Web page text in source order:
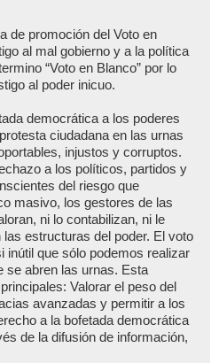
de promoción del Voto en
al mal gobierno y a la política
“Voto en Blanco” por lo
al poder inicuo.
democrática a los poderes
ciudadana en las urnas
injustos y corruptos.
a los políticos, partidos y
del riesgo que
masivo, los gestores de las
ni lo contabilizan, ni le
estructuras del poder. El voto
inútil que sólo podemos realizar
se abren las urnas. Esta
Valorar el peso del
avanzadas y permitir a los
a la bofetada democrática
de la difusión de información,